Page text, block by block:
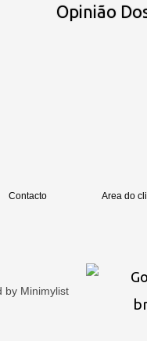
Opinião
Contacto Area do
by Minimylist